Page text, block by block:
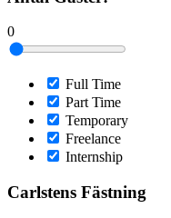
0
Full Time
Part Time
Temporary
Freelance
Internship
Carlstens Fästning